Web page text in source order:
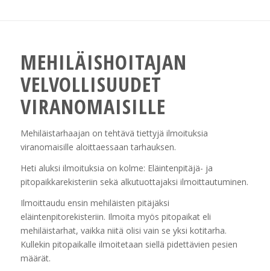
MEHILÄISHOITAJAN
VELVOLLISUUDET
VIRANOMAISILLE
Mehiläistarhaajan on tehtävä tiettyjä ilmoituksia
viranomaisille aloittaessaan tarhauksen.
Heti aluksi ilmoituksia on kolme: Eläintenpitäjä- ja
pitopaikkarekisteriin sekä alkutuottajaksi ilmoittautuminen.
Ilmoittaudu ensin mehiläisten pitäjäksi
eläintenpitorekisteriin. Ilmoita myös pitopaikat eli
mehiläistarhat, vaikka niitä olisi vain se yksi kotitarha.
Kullekin pitopaikalle ilmoitetaan siellä pidettävien pesien
määrät.